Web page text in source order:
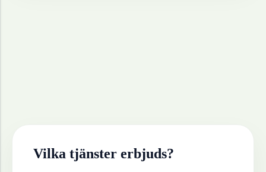
Vilka tjänster erbjuds?